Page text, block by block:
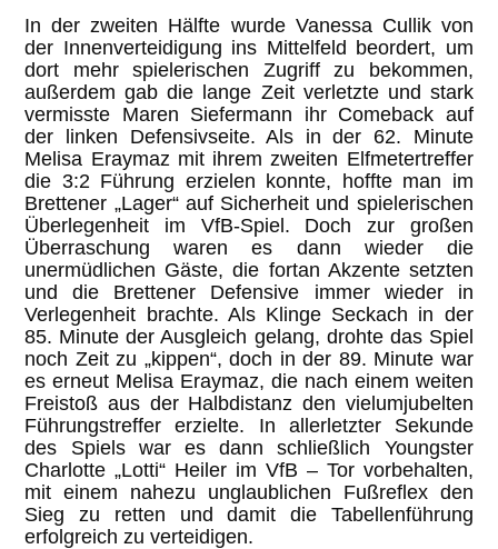
In der zweiten Hälfte wurde Vanessa Cullik von
der Innenverteidigung ins Mittelfeld beordert, um
dort mehr spielerischen Zugriff zu bekommen,
außerdem gab die lange Zeit verletzte und stark
vermisste Maren Siefermann ihr Comeback auf
der linken Defensivseite. Als in der 62. Minute
Melisa Eraymaz mit ihrem zweiten Elfmetertreffer
die 3:2 Führung erzielen konnte, hoffte man im
Brettener „Lager“ auf Sicherheit und spielerischen
Überlegenheit im VfB-Spiel. Doch zur großen
Überraschung waren es dann wieder die
unermüdlichen Gäste, die fortan Akzente setzten
und die Brettener Defensive immer wieder in
Verlegenheit brachte. Als Klinge Seckach in der
85. Minute der Ausgleich gelang, drohte das Spiel
noch Zeit zu „kippen“, doch in der 89. Minute war
es erneut Melisa Eraymaz, die nach einem weiten
Freistoß aus der Halbdistanz den vielumjubelten
Führungstreffer erzielte. In allerletzter Sekunde
des Spiels war es dann schließlich Youngster
Charlotte „Lotti“ Heiler im VfB – Tor vorbehalten,
mit einem nahezu unglaublichen Fußreflex den
Sieg zu retten und damit die Tabellenführung
erfolgreich zu verteidigen.